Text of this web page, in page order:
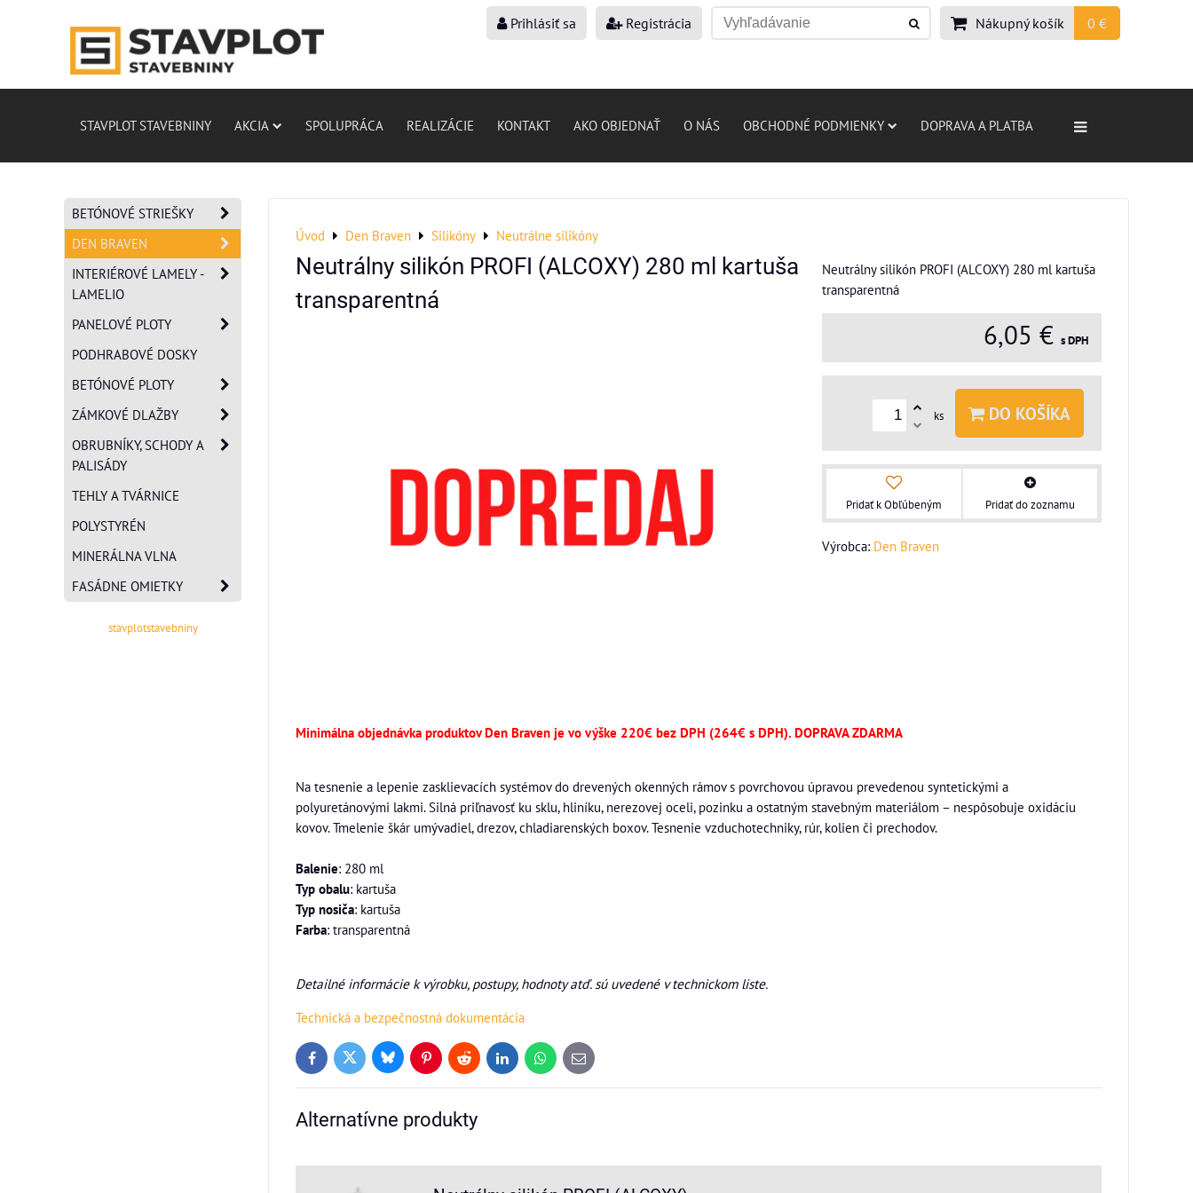
Prihlásiť sa Registrácia Nákupný košík 0 €
STAVPLOT STAVEBNINY AKCIA SPOLUPRÁCA REALIZÁCIE KONTAKT AKO OBJEDNAŤ O NÁS OBCHODNÉ PODMIENKY DOPRAVA A PLATBA
Úvod Den Braven Silikóny Neutrálne silikóny
Neutrálny silikón PROFI (ALCOXY) 280 ml kartuša
transparentná
Neutrálny silikón PROFI (ALCOXY) 280 ml kartuša
transparentná
6,05 € s DPH
ks DO KOŠÍKA
Pridať k Obľúbeným Pridať do zoznamu
Výrobca: Den Braven
Minimálna objednávka produktov Den Braven je vo výške 220€ bez DPH (264€ s DPH). DOPRAVA ZDARMA
Na tesnenie a lepenie zasklievacích systémov do drevených okenných rámov s povrchovou úpravou prevedenou syntetickými a
polyuretánovými lakmi. Silná priľnavosť ku sklu, hliníku, nerezovej oceli, pozinku a ostatným stavebným materiálom – nespôsobuje oxidáciu
kovov. Tmelenie škár umývadiel, drezov, chladiarenských boxov. Tesnenie vzduchotechniky, rúr, kolien či prechodov.
Balenie: 280 ml
Typ obalu: kartuša
Typ nosiča: kartuša
Farba: transparentná
Detailné informácie k výrobku, postupy, hodnoty atď. sú uvedené v technickom liste.
Technická a bezpečnostná dokumentácia
FacebookTwitter BlueskyPinterestReddit LinkedInWhatsApp
E-
mail
Alternatívne produkty
BETÓNOVÉ STRIEŠKY
DEN BRAVEN
INTERIÉROVÉ LAMELY -
LAMELIO
PANELOVÉ PLOTY
PODHRABOVÉ DOSKY
BETÓNOVÉ PLOTY
ZÁMKOVÉ DLAŽBY
OBRUBNÍKY, SCHODY A
PALISÁDY
TEHLY A TVÁRNICE
POLYSTYRÉN
MINERÁLNA VLNA
FASÁDNE OMIETKY
stavplotstavebniny